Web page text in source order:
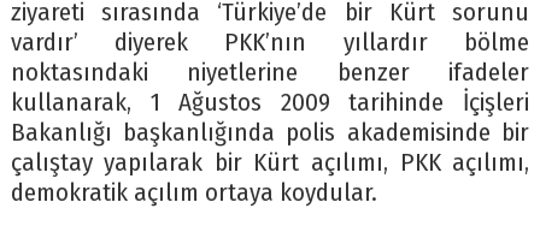
ziyareti sırasında ‘Türkiye’de bir Kürt sorunu
vardır’ diyerek PKK’nın yıllardır bölme
noktasındaki niyetlerine benzer ifadeler
kullanarak, 1 Ağustos 2009 tarihinde İçişleri
Bakanlığı başkanlığında polis akademisinde bir
çalıştay yapılarak bir Kürt açılımı, PKK açılımı,
demokratik açılım ortaya koydular.